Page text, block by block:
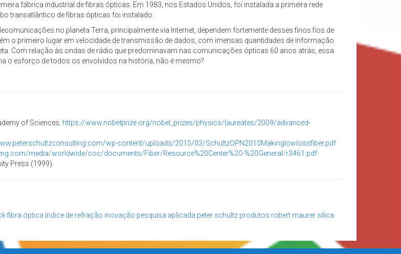
fábrica industrial de fibras ópticas. Em 1983, nos Estados Unidos, foi instalada a primeira rede
transatlântico de fibras ópticas foi instalado.
no planeta Terra, principalmente via Internet, dependem fortemente desses finos fios de
o primeiro lugar em velocidade de transmissão de dados, com imensas quantidades de informação
Com relação às ondas de rádio que predominavam nas comunicações ópticas 60 anos atrás, essa
o esforço de todos os envolvidos na história, não é mesmo?
of Sciences. https://www.nobelprize.org/nobel_prizes/physics/laureates/2009/advanced-
wp-content/uploads/2015/03/SchultzOPN2010Makinglowlossfiber.pdf
media/worldwide/coc/documents/Fiber/Resource%20Center%20-%20General/r3461.pdf
Press (1999).
fibra óptica índice de refração inovação pesquisa aplicada peter schultz produtos robert maurer sílica